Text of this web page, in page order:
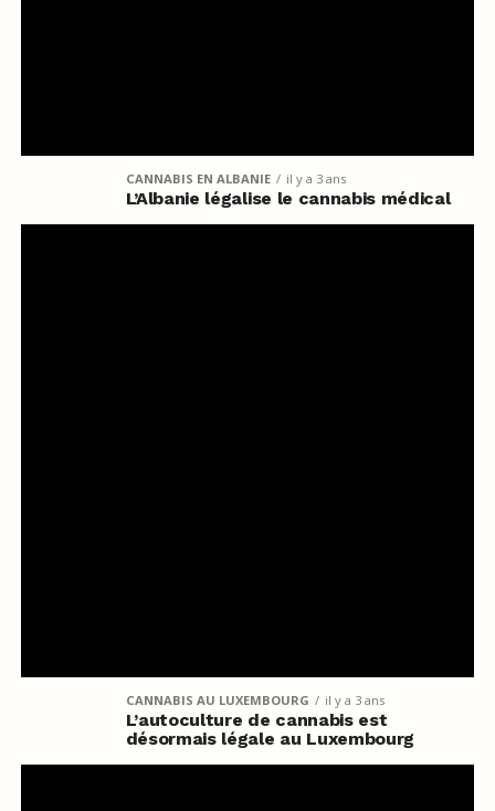
CANNABIS EN ALBANIE il y a 3 ans
L’Albanie légalise le cannabis médical
CANNABIS AU LUXEMBOURG il y a 3 ans
L’autoculture de cannabis est
désormais légale au Luxembourg